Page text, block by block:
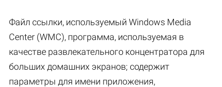
Файл ссылки, используемый Windows Media
Center (WMC), программа, используемая в
качестве развлекательного концентратора для
больших домашних экранов; содержит
параметры для имени приложения,